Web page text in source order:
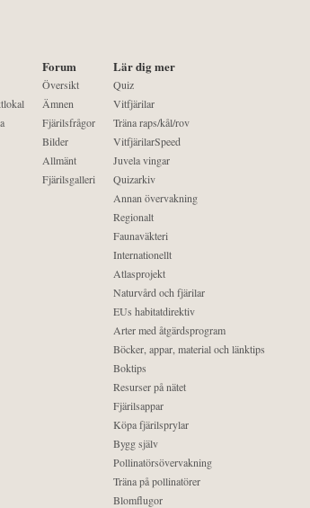
Forum
Översikt
Ämnen
Fjärilsfrågor
Bilder
Allmänt
Fjärilsgalleri
Lär dig mer
Quiz
Vitfjärilar
Träna raps/kål/rov
VitfjärilarSpeed
Juvela vingar
Quizarkiv
Annan övervakning
Regionalt
Faunaväkteri
Internationellt
Atlasprojekt
Naturvård och fjärilar
EUs habitatdirektiv
Arter med åtgärdsprogram
Böcker, appar, material och länktips
Boktips
Resurser på nätet
Fjärilsappar
Köpa fjärilsprylar
Bygg själv
Pollinatörsövervakning
Träna på pollinatörer
Blomflugor